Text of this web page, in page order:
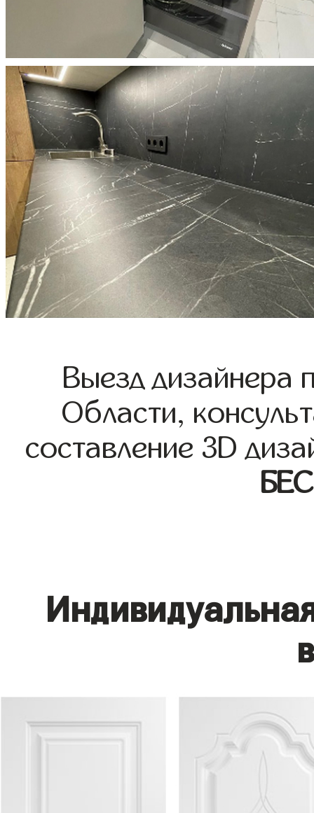
Выезд дизайнера
Области,
составление 3D